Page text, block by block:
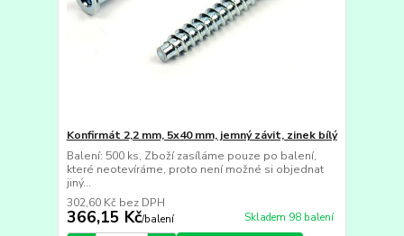
Konfirmát 2,2 mm, 5x40 mm, jemný závit, zinek bílý
Balení: 500 ks, Zboží zasíláme pouze po balení,
které neotevíráme, proto není možné si objednat
jiný...
366,15 Kč/balení
302,60 Kč bez DPH
Skladem 98 balení